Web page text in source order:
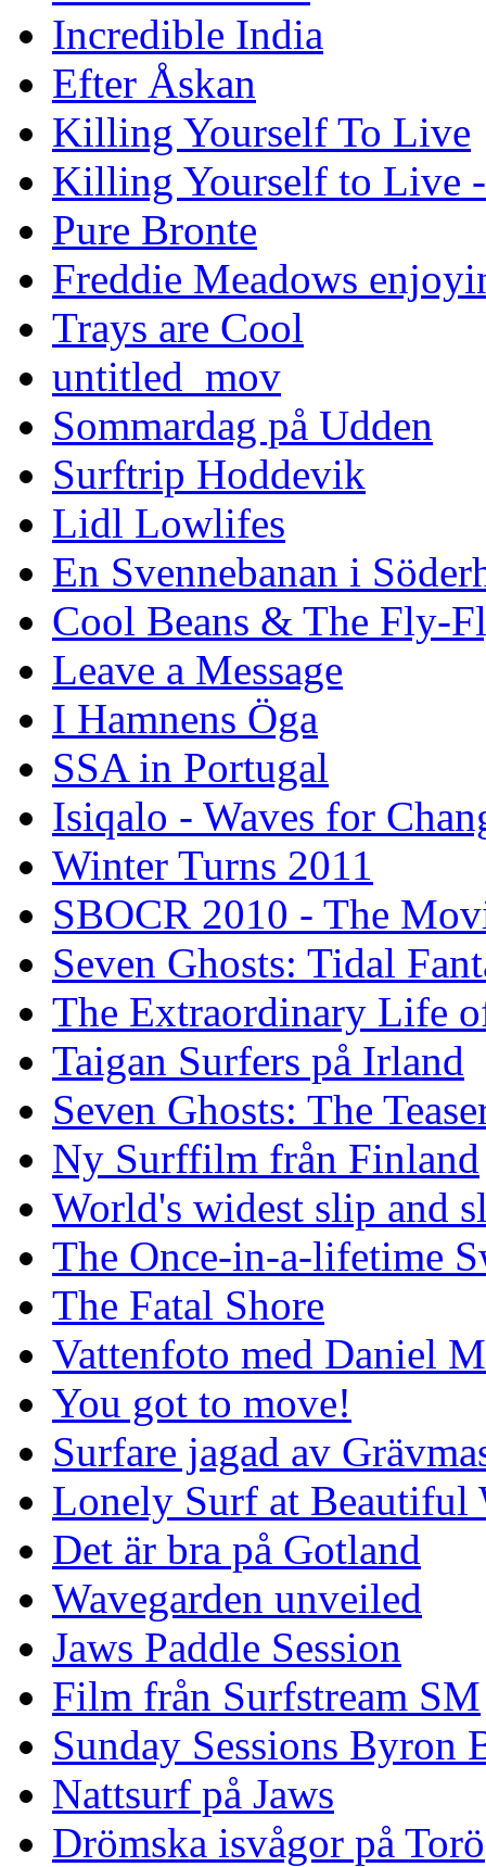
Incredible India
Efter Åskan
Killing Yourself To Live
Killing Yourself to Live -
Pure Bronte
Freddie Meadows
Trays are Cool
untitled_mov
Sommardag på Udden
Surftrip Hoddevik
Lidl Lowlifes
En Svennebanan i
Cool Beans & The Fly-
Leave a Message
I Hamnens Öga
SSA in Portugal
Isiqalo - Waves for
Winter Turns 2011
SBOCR 2010 - The
Seven Ghosts: Tidal
The Extraordinary Life
Taigan Surfers på Irland
Seven Ghosts: The
Ny Surffilm från Finland
World's widest slip and
The Once-in-a-lifetime
The Fatal Shore
Vattenfoto med Daniel
You got to move!
Surfare jagad av
Lonely Surf at Beautiful
Det är bra på Gotland
Wavegarden unveiled
Jaws Paddle Session
Film från Surfstream SM
Sunday Sessions Byron
Nattsurf på Jaws
Drömska isvågor på Torö